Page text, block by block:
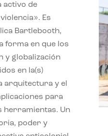
activo de
Es
Bartlebooth,
forma en que los
y globalización
en la(s)
arquitectura y el
para
Un
poder y